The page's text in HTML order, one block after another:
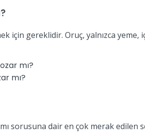
için gereklidir. Oruç, yalnızca
mı?
sorusuna dair en çok merak edilen